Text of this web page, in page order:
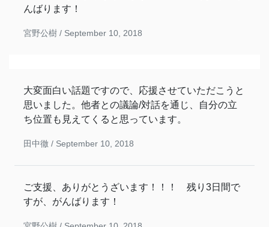
んばります！
宮野公樹 / September 10, 2018
大変面白い話題ですので、応援させていただこうと
思いました。他者との議論/対話を通じ、自分の立
ち位置も見えてくると思っています。
田中徹 / September 10, 2018
ご支援、ありがとうざいます！！！ 残り3日間で
すが、がんばります！